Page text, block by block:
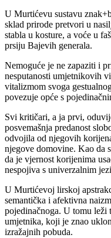
U Murtićevu sustavu
sklad prirode pretvori u
stabla u kosture, a voće u
prsiju Bajevih generala.
Nemoguće je ne zapaziti i
nesputanosti umjetnikovih
vitalizmom svoga
povezuje opće s
Svi kritičari, a ja prvi,
posvemašnja predanost
odvojila od njegovih
njegove domovine. Kao da
da je vjernost korijenima
nespojiva s univerzalnim
U Murtićevoj lirskoj
semantička i afektivna
pojedinačnoga. U tomu leži
umjetnika, koji je znao
izražajnih pobuda.